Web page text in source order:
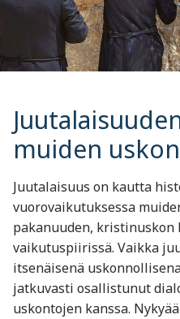
muiden
Juutalaisuus on kautta
vuorovaikutuksessa
pakanuuden, kristinuskon
vaikutuspiirissä. Vaikka
itsenäisenä
jatkuvasti osallistunut
uskontojen kanssa.